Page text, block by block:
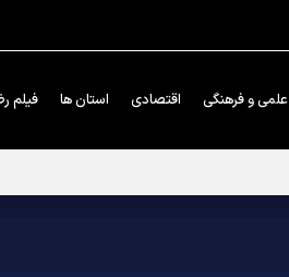
علمی و فرهنگی اقتصادی استان ها فیلم